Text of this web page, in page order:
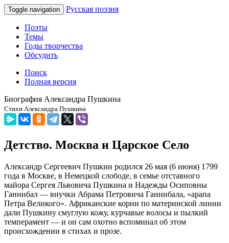
Toggle navigation Русская поэзия
Поэты
Темы
Годы творчества
Обсудить
Поиск
Полная версия
Биография Александра Пушкина
Стихи Александра Пушкина
Детство. Москва и Царское Село
Александр Сергеевич Пушкин родился 26 мая (6 июня) 1799
года в Москве, в Немецкой слободе, в семье отставного
майора Сергея Львовича Пушкина и Надежды Осиповны
Ганнибал — внучки Абрама Петровича Ганнибала, «арапа
Петра Великого». Африканские корни по материнской линии
дали Пушкину смуглую кожу, курчавые волосы и пылкий
темперамент — и он сам охотно вспоминал об этом
происхождении в стихах и прозе.